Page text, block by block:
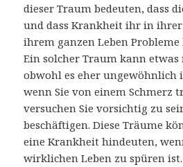
dieser Traum bedeuten, dass
und dass Krankheit ihr in
ihrem ganzen Leben Probleme
Ein solcher Traum kann etwas
obwohl es eher ungewöhnlich
wenn Sie von einem Schmerz
versuchen Sie vorsichtig zu
beschäftigen. Diese Träume
eine Krankheit hindeuten,
wirklichen Leben zu spüren ist.